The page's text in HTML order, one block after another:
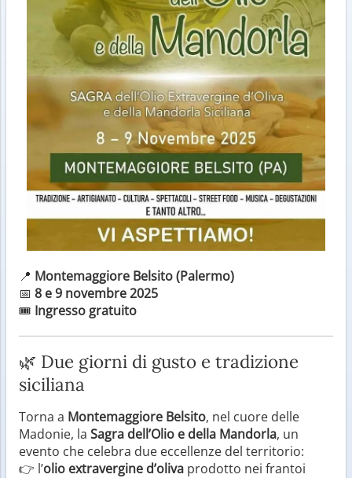
📍 Montemaggiore Belsito (Palermo)
📅 8 e 9 novembre 2025
🎟️ Ingresso gratuito
🌿 Due giorni di gusto e tradizione
siciliana
Torna a Montemaggiore Belsito, nel cuore delle
Madonie, la Sagra dell’Olio e della Mandorla, un
evento che celebra due eccellenze del territorio:
👉 l’olio extravergine d’oliva prodotto nei frantoi